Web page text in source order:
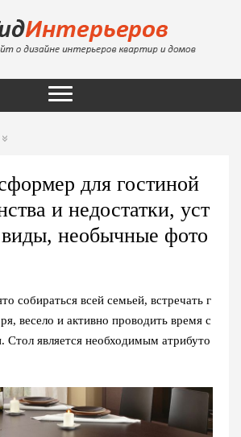
для гостиной
и недостатки, уст
необычные фото
собираться всей семьей, встречать г
весело и активно проводить время с
Стол является необходимым атрибуто